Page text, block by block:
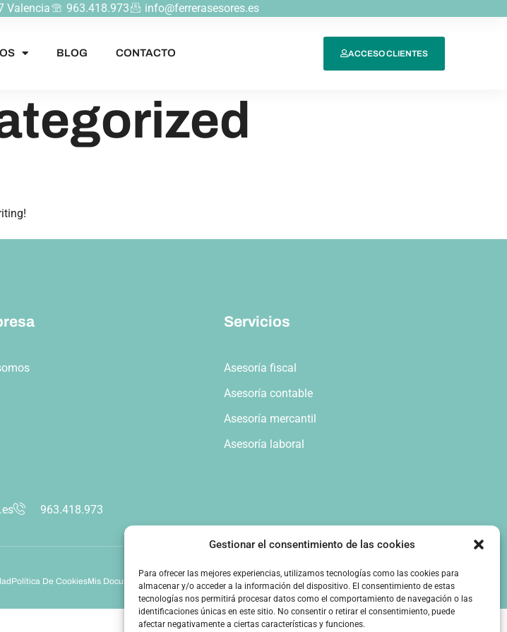
Gestionar el consentimiento de las cookies
Para ofrecer las mejores experiencias, utilizamos tecnologías como las cookies para
almacenar y/o acceder a la información del dispositivo. El consentimiento de estas
tecnologías nos permitirá procesar datos como el comportamiento de navegación o las
identificaciones únicas en este sitio. No consentir o retirar el consentimiento, puede
afectar negativamente a ciertas características y funciones.
Valencia 963.418.973 info@ferrerasesores.es
BLOG CONTACTO ACCESO CLIENTES
Servicios
Asesoría fiscal
Asesoría contable
Asesoría mercantil
Asesoría laboral
963.418.973
Política De CookiesMis Documentos